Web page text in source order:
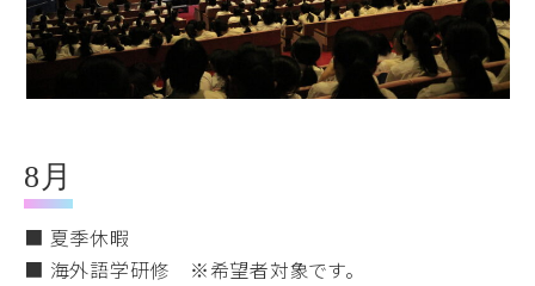
8月
■ 夏季休暇
■ 海外語学研修 ※希望者対象です。